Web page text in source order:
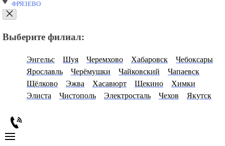
ФРЯЗЕВО
Выберите филиал:
Энгельс Шуя Черемхово Хабаровск
Чебоксары
Ярославль
Черёмушки Чайковский
Чапаевск
Щёлково
Эжва Хасавюрт Щекино
Химки
Элиста
Чистополь Электросталь Чехов Якутск